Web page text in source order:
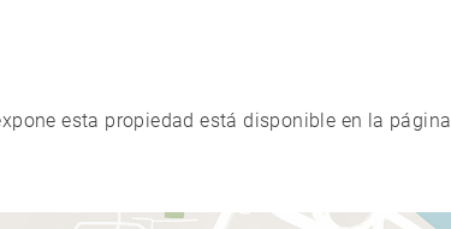
esta propiedad está disponible en la página